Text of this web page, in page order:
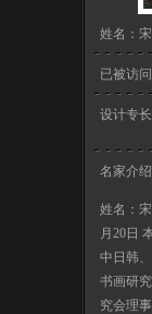
姓名：
已被访
设计专长
名家介绍
姓名：
月20日
中日韩
书画研
究会理事